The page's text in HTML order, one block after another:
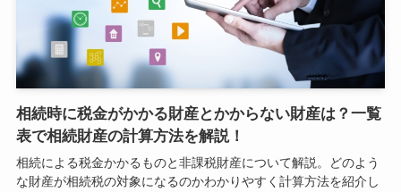
相続時に税金がかかる財産とかからない財産は？一覧
表で相続財産の計算方法を解説！
相続による税金かかるものと非課税財産について解説。どのよう
な財産が相続税の対象になるのかわかりやすく計算方法を紹介し